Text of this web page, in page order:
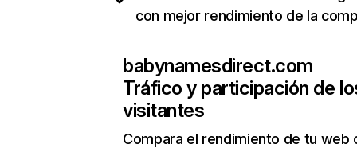
con mejor rendimiento de la
babynamesdirect.com
Tráfico y participación de
visitantes
Compara el rendimiento de tu web